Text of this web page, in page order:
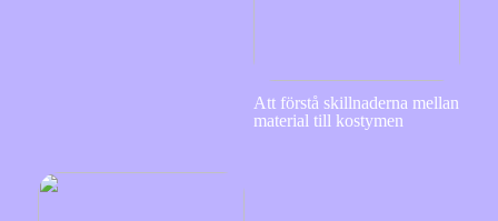
Att förstå skillnaderna mellan
material till kostymen